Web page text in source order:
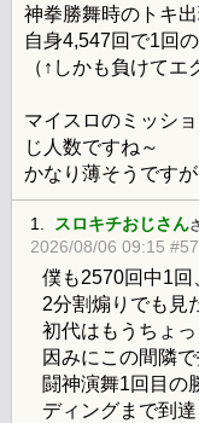
神拳勝舞時のトキ
自身4,547回で1回
（↑しかも負けてエ
マイスロのミッシ
じ人数ですね～
かなり薄そうです
1. スロキチおじさん
2026/08/06 09:15
僕も2570回中1
2分割煽りでも見
初代はもうちょ
因みにこの間隣
闘神演舞1回目の
ディングまで到達